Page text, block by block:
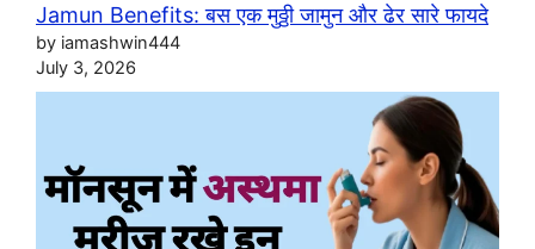
Jamun Benefits: बस एक मुठ्ठी जामुन और ढेर सारे फायदे
by iamashwin444
July 3, 2026